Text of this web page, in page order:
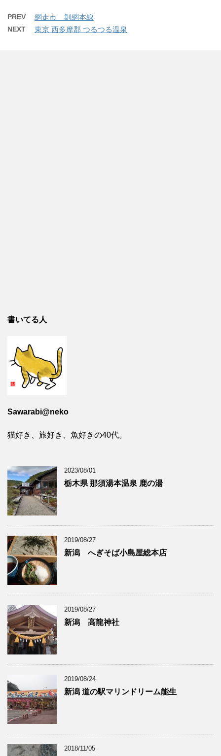
PREV 網走市 釧網本線
NEXT 東京 西多摩郡 つるつる温泉
書いてる人
Sawarabi@neko
猫好き、旅好き、魚好きの40代。
2023/08/01
栃木県 那須湯本温泉 鹿の湯
2019/08/27
新潟 へぎそば小島屋総本店
2019/08/27
新潟 高龍神社
2019/08/24
新潟 道の駅マリンドリーム能生
2018/11/05